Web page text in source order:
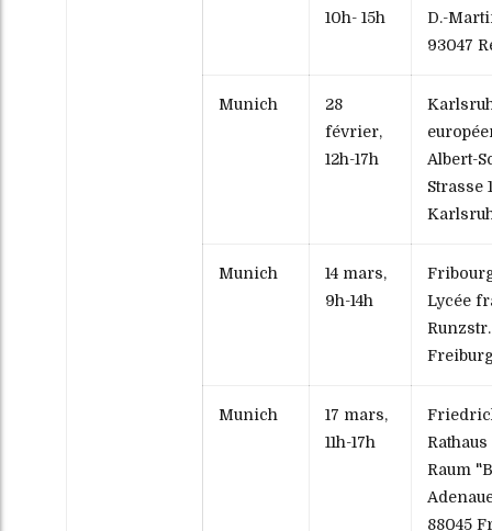
10h- 15h
D.-
93047
Munich
28
février,
12h-17h
Albert-
Strasse
Munich
14 mars,
9h-14h
Lycée
Munich
17 mars,
11h-17h
Rathaus
Raum
88045